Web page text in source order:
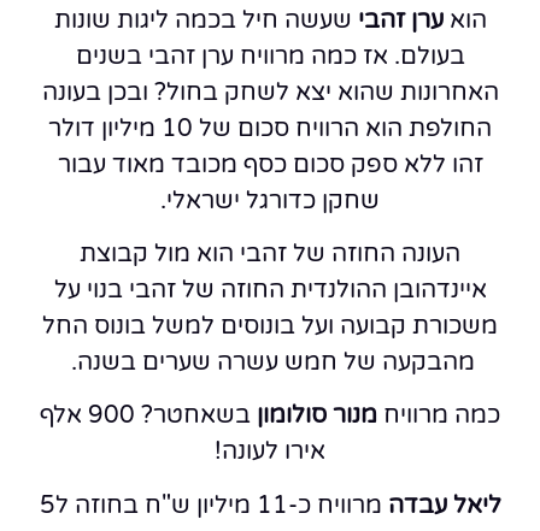
הואערן זהבי שעשה חיל בכמה ליגות שונות
בעולם. אז כמה מרוויח ערן זהבי בשנים
האחרונות שהוא יצא לשחק בחול? ובכן בעונה
החולפת הוא הרוויח סכום של 10 מיליון דולר
זהו ללא ספק סכום כסף מכובד מאוד עבור
שחקן כדורגל ישראלי.
העונה החוזה של זהבי הוא מול קבוצת
איינדהובן ההולנדית החוזה של זהבי בנוי על
משכורת קבועה ועל בונוסים למשל בונוס החל
מהבקעה של חמש עשרה שערים בשנה.
כמה מרוויח מנור סולומון
בשאחטר? 900 אלף
אירו לעונה!
ליאל עבדה
מרוויח כ-11 מיליון ש"ח בחוזה ל5